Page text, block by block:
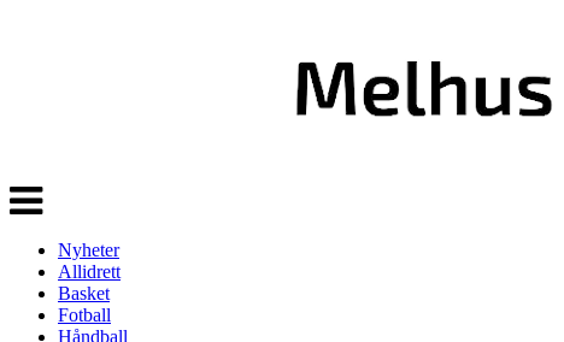
Veksle
navigasjon
Nyheter
Allidrett
Basket
Fotball
Håndball